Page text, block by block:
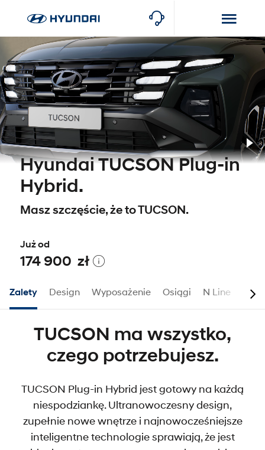
Hyundai TUCSON Plug-in
Hybrid.
Masz szczęście, że to TUCSON.
Już od
174 900 zł
Zalety Design Wyposażenie Osiągi N Line
TUCSON ma wszystko,
czego potrzebujesz.
TUCSON Plug-in Hybrid jest gotowy na każdą
niespodziankę. Ultranowoczesny design,
zupełnie nowe wnętrze i najnowocześniejsze
inteligentne technologie sprawiają, że jest